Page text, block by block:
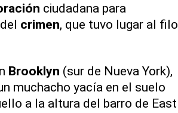
ciudadana para
del crimen, que tuvo lugar al filo
Brooklyn (sur de Nueva York),
muchacho yacía en el suelo
a la altura del barro de East